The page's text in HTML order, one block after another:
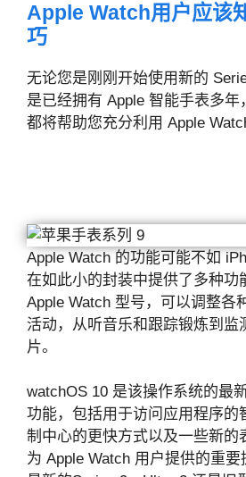
Apple Watch用户应该
巧
无论您是刚刚开始使用新的
是已经拥有 Apple 智能手表多年
都将帮助您充分利用 Apple
Apple Watch 的功能可能不如
在如此小的封装中提供了多种功
Apple Watch 型号，可以调整各
活动，从听音乐和跟踪锻炼到监
片。
watchOS 10 是该操作系统的最
功能，包括用于访问应用程序的
制中心的更快方式以及一些新的
为 Apple Watch 用户提供的重